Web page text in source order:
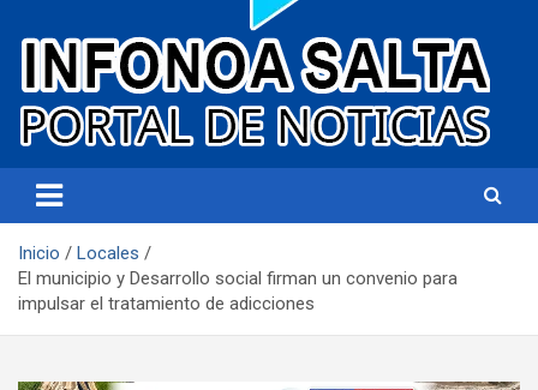
Infonoa Salta
Inicio
Locales
El municipio y Desarrollo social firman un convenio para
impulsar el tratamiento de adicciones